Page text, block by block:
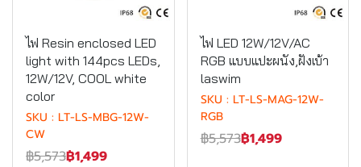
ไฟ Resin enclosed LED
light with 144pcs LEDs,
12W/12V, COOL white
color
SKU : LT-LS-MBG-12W-
CW
฿5,573฿1,499
ไฟ LED 12W/12V/AC
RGB แบบแปะผนัง,ฝังเบ้า
laswim
SKU : LT-LS-MAG-12W-
RGB
฿5,573฿1,499